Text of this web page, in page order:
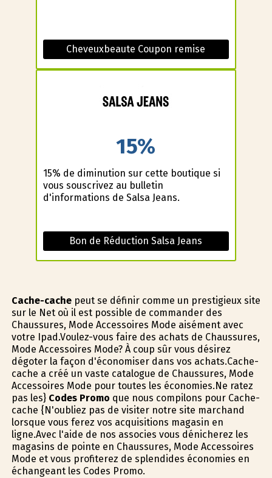
Cheveuxbeaute Coupon remise
15%
15% de diminution sur cette boutique si
vous souscrivez au bulletin
d'informations de Salsa Jeans.
Bon de Réduction Salsa Jeans
Cache-cachepeut se définir comme un prestigieux site
sur le Net où il est possible de commander des
Chaussures, Mode Accessoires Mode aisément avec
votre Ipad.Voulez-vous faire des achats de Chaussures,
Mode Accessoires Mode? À coup sûr vous désirez
dégoter la façon d'économiser dans vos achats.Cache-
cache a créé un vaste catalogue de Chaussures, Mode
Accessoires Mode pour toutes les économies.Ne ratez
pas les} Codes Promo que nous compilons pour Cache-
cache {N'oubliez pas de visiter notre site marchand
lorsque vous ferez vos acquisitions magasin en
ligne.Avec l'aide de nos associes vous dénicherez les
magasins de pointe en Chaussures, Mode Accessoires
Mode et vous profiterez de splendides économies en
échangeant les Codes Promo.